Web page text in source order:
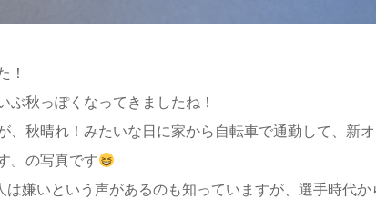
！
ぶ秋っぽくなってきましたね！
、秋晴れ！みたいな日に家から自転車で通勤して、新
。の写真です
は嫌いという声があるのも知っていますが、選手時代か